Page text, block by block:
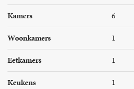
Kamers
6
Woonkamers
1
Eetkamers
1
Keukens
1